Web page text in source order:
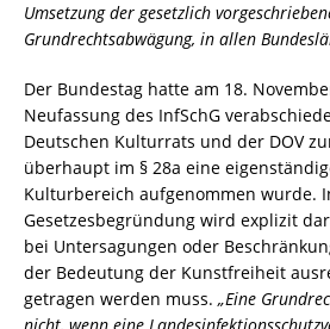
Umsetzung der gesetzlich
Grundrechtsabwägung, in allen
Der Bundestag hatte am 18.
Neufassung des InfSchG
Deutschen Kulturrats und der DOV
überhaupt im § 28a eine
Kulturbereich aufgenommen wurde.
Gesetzesbegründung wird explizit
bei Untersagungen oder
der Bedeutung der Kunstfreiheit
getragen werden muss. „Eine